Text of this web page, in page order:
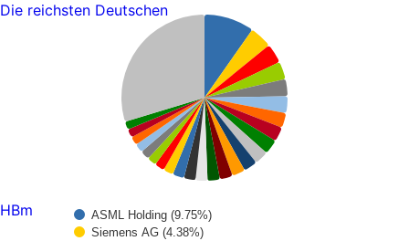
ASML Holding (9.75%)
Siemens AG (4.38%)
Die reichsten Deutschen
HBm